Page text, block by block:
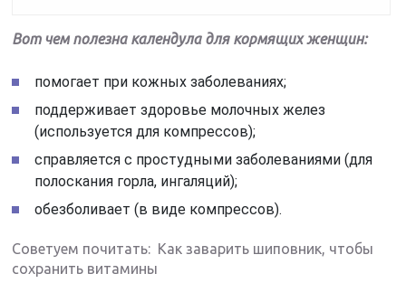
Вот чем полезна календула для кормящих женщин:
помогает при кожных заболеваниях;
поддерживает здоровье молочных желез
(используется для компрессов);
справляется с простудными заболеваниями (для
полоскания горла, ингаляций);
обезболивает (в виде компрессов).
Советуем почитать: Как заварить шиповник, чтобы
сохранить витамины